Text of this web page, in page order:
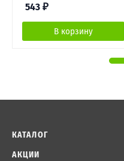
543 ₽
В корзину
КАТАЛОГ
АКЦИИ